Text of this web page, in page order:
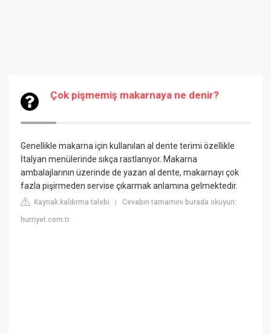
Çok pişmemiş makarnaya ne denir?
Genellikle makarna için kullanılan al dente terimi özellikle
İtalyan menülerinde sıkça rastlanıyor. Makarna
ambalajlarının üzerinde de yazan al dente, makarnayı çok
fazla pişirmeden servise çıkarmak anlamına gelmektedir.
Kaynak kaldırma talebi |Cevabın tamamını burada okuyun:
hurriyet.com.tr